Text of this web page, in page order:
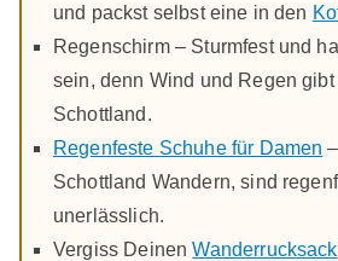
und packst selbst eine in den
Regenschirm – Sturmfest und
sein, denn Wind und Regen
Schottland.
Regenfeste Schuhe für Damen
Schottland Wandern, sind
unerlässlich.
Vergiss DeinenWanderrucksack